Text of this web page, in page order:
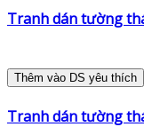
Tranh dán tường
Thêm vào DS yêu thích
Tranh dán tường